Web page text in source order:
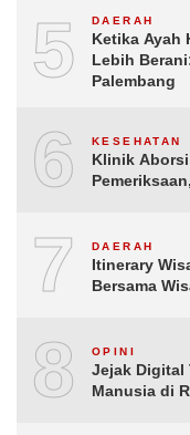
5 DAERAH
Ketika Ayah
Lebih
Palembang
6 KESEHATAN
Klinik
7 DAERAH
Itinerary
Bersama
8 OPINI
Jejak Digital
Manusia di